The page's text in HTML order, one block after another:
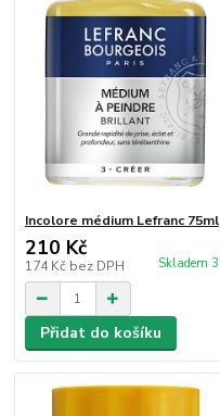
Incolore médium Lefranc 75ml
210 Kč
174 Kč bez DPH Skladem 3
Přidat do košíku